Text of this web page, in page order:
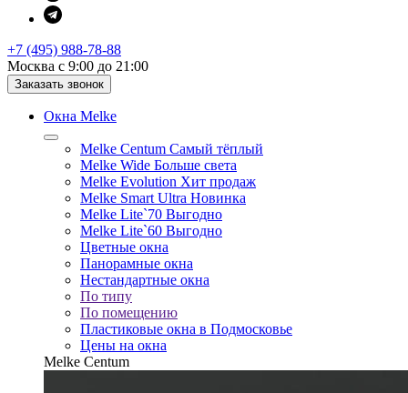
+7 (495) 988-78-88
Москва с 9:00 до 21:00
Заказать звонок
Окна Melke
Melke Centum Самый тёплый
Melke Wide Больше света
Melke Evolution Хит продаж
Melke Smart Ultra Новинка
Melke Lite`70 Выгодно
Melke Lite`60 Выгодно
Цветные окна
Панорамные окна
Нестандартные окна
По типу
По помещению
Пластиковые окна в Подмосковье
Цены на окна
Melke Centum